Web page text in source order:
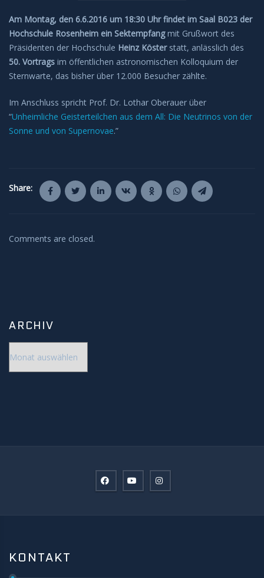
Am Montag, den 6.6.2016 um 18:30 Uhr findet im Saal B023 der
Hochschule Rosenheim ein Sektempfangmit Grußwort des
Präsidenten der Hochschule Heinz Kösterstatt, anlässlich des
50. Vortrags im öffentlichen astronomischen Kolloquium der
Sternwarte, das bisher über 12.000 Besucher zählte.
Im Anschluss spricht Prof. Dr. Lothar Oberauer über
“Unheimliche Geisterteilchen aus dem All: Die Neutrinos von der
Sonne und von Supernovae.”
Share:
Comments are closed.
ARCHIV
KONTAKT